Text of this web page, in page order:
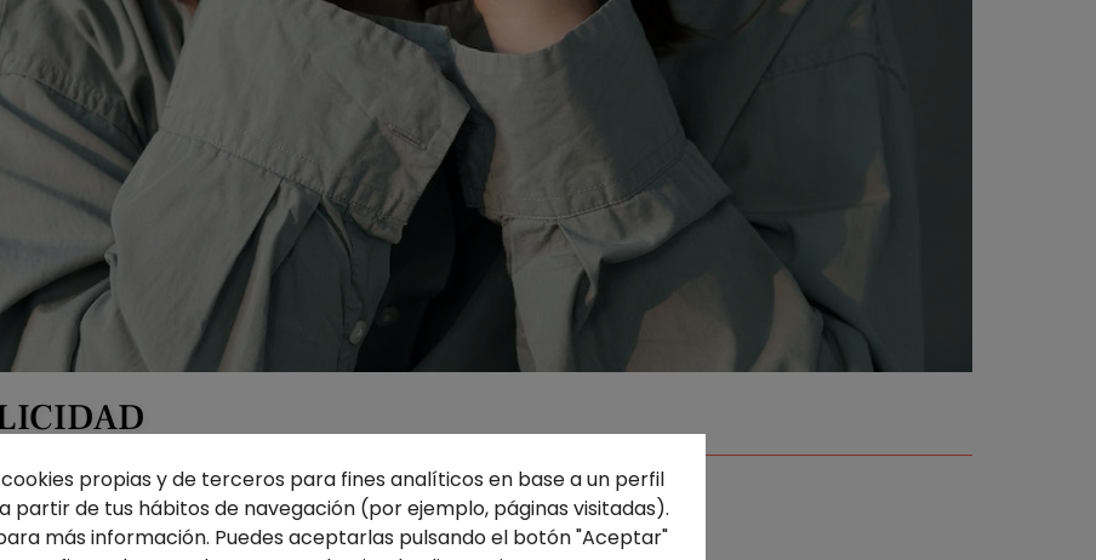
propias y de terceros para fines analíticos en base a un perfil
partir de tus hábitos de navegación (por ejemplo, páginas visitadas).
más información. Puedes aceptarlas pulsando el botón "Aceptar"